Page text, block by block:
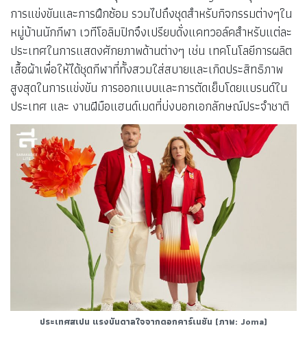
การแข่งขันและการฝึกซ้อม รวมไปถึงชุดสำหรับกิจกรรมต่างๆใน
หมู่บ้านนักกีฬา เวทีโอลิมปิกจึงเปรียบดั่งแคทวอล์คสำหรับแต่ละ
ประเทศในการแสดงศักยภาพด้านต่างๆ เช่น เทคโนโลยีการผลิต
เสื้อผ้าเพื่อให้ได้ชุดกีฬาที่ทั้งสวมใส่สบายและเกิดประสิทธิภาพ
สูงสุดในการแข่งขัน การออกแบบและการตัดเย็บโดยแบรนด์ใน
ประเทศ และ งานฝีมือแฮนด์เมดที่บ่งบอกเอกลักษณ์ประจำชาติ
ประเทศสเปน แรงบันดาลใจจากดอกคาร์เนชัน (ภาพ: Joma)